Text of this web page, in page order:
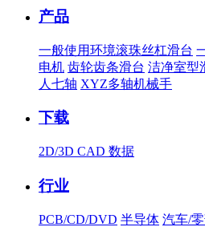
产品
一般使用环境滚珠丝杠滑台
电机 齿轮齿条滑台 洁净室型
人七轴 XYZ多轴机械手
下载
2D/3D CAD 数据
行业
PCB/CD/DVD 半导体 汽车/